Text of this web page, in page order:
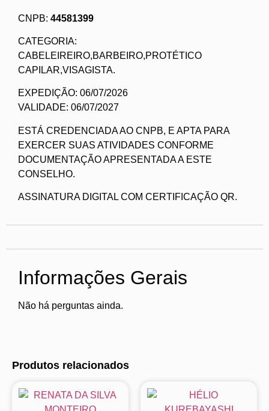
CNPB: 44581399
CATEGORIA:
CABELEIREIRO,BARBEIRO,PROTÉTICO
CAPILAR,VISAGISTA.
EXPEDIÇÃO: 06/07/2026
VALIDADE: 06/07/2027
ESTÁ CREDENCIADA AO CNPB, E APTA PARA
EXERCER SUAS ATIVIDADES CONFORME
DOCUMENTAÇÃO APRESENTADA A ESTE
CONSELHO.
ASSINATURA DIGITAL COM CERTIFICAÇÃO QR.
Informações Gerais
Não há perguntas ainda.
Produtos relacionados